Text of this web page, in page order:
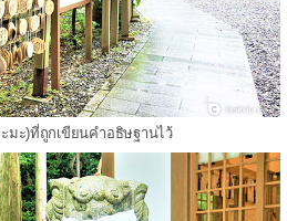
มะ)ที่ถูกเขียนคำอธิษฐานไว้